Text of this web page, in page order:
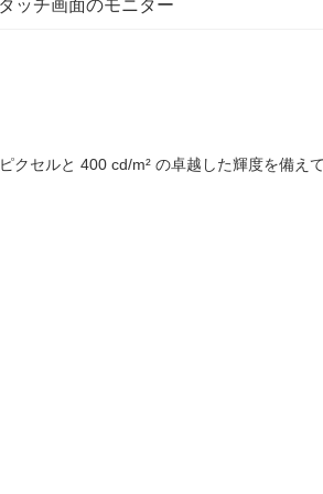
ッチ画面のモニター
セルと 400 cd/m² の卓越した輝度を備えて